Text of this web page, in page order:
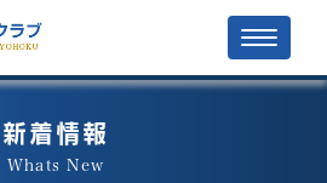
Toggle
新着情報
Whats New